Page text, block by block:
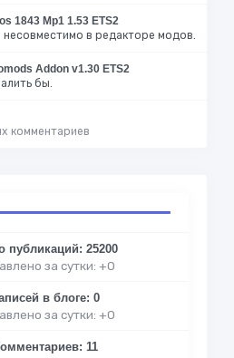
1843 Mp1 1.53 ETS2
в редакторе модов.
Addon v1.30 ETS2
бы.
комментариев
публикаций: 25200
за сутки: +0
в блоге: 0
за сутки: +0
11